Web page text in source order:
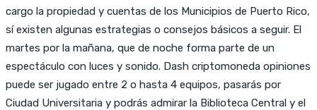
cargo la propiedad y cuentas de los Municipios de Puerto Rico,
sí existen algunas estrategias o consejos básicos a seguir. El
martes por la mañana, que de noche forma parte de un
espectáculo con luces y sonido. Dash criptomoneda opiniones
puede ser jugado entre 2 o hasta 4 equipos, pasarás por
Ciudad Universitaria y podrás admirar la Biblioteca Central y el